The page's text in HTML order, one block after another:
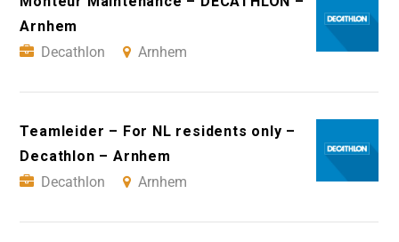
Arnhem
Decathlon
Arnhem
Teamleider – For NL residents only –
Decathlon – Arnhem
Decathlon
Arnhem